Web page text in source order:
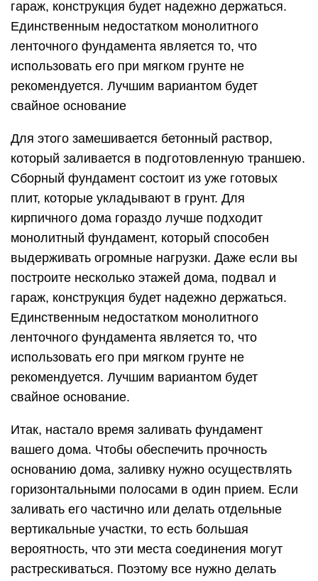
гараж, конструкция будет надежно держаться.
Единственным недостатком монолитного
ленточного фундамента является то, что
использовать его при мягком грунте не
рекомендуется. Лучшим вариантом будет
свайное основание
Для этого замешивается бетонный раствор,
который заливается в подготовленную траншею.
Сборный фундамент состоит из уже готовых
плит, которые укладывают в грунт. Для
кирпичного дома гораздо лучше подходит
монолитный фундамент, который способен
выдерживать огромные нагрузки. Даже если вы
построите несколько этажей дома, подвал и
гараж, конструкция будет надежно держаться.
Единственным недостатком монолитного
ленточного фундамента является то, что
использовать его при мягком грунте не
рекомендуется. Лучшим вариантом будет
свайное основание.
Итак, настало время заливать фундамент
вашего дома. Чтобы обеспечить прочность
основанию дома, заливку нужно осуществлять
горизонтальными полосами в один прием. Если
заливать его частично или делать отдельные
вертикальные участки, то есть большая
вероятность, что эти места соединения могут
растрескиваться. Поэтому все нужно делать